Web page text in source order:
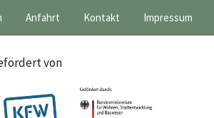
Anfahrt Kontakt Impressum
von